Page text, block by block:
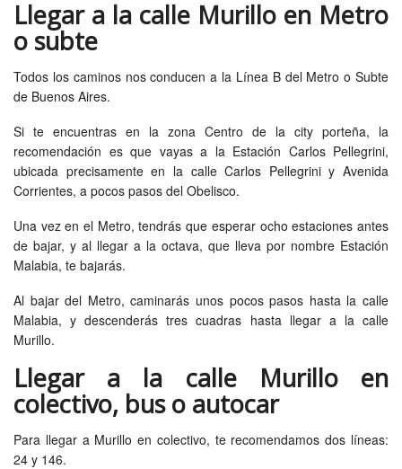
Llegar a la calle Murillo en Metro
o subte
Todos los caminos nos conducen a la Línea B del Metro o Subte
de Buenos Aires.
Si te encuentras en la zona Centro de la city porteña, la
recomendación es que vayas a la Estación Carlos Pellegrini,
ubicada precisamente en la calle Carlos Pellegrini y Avenida
Corrientes, a pocos pasos del Obelisco.
Una vez en el Metro, tendrás que esperar ocho estaciones antes
de bajar, y al llegar a la octava, que lleva por nombre Estación
Malabia, te bajarás.
Al bajar del Metro, caminarás unos pocos pasos hasta la calle
Malabia, y descenderás tres cuadras hasta llegar a la calle
Murillo.
Llegar a la calle Murillo en
colectivo, bus o autocar
Para llegar a Murillo en colectivo, te recomendamos dos líneas:
24 y 146.